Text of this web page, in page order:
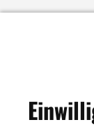
ImpressumI